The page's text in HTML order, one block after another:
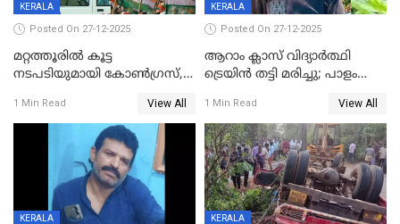
KERALA
Posted On 27-12-2025
മറ്റത്തൂരിൽ കൂട്ട
നടപടിയുമായി കോണ്‍ഗ്രസ്,
എട്ട് പേര്‍ ഉള്‍പ്പെടെ
പത്തുപേരെ പുറത്താക്കി,
ചൊവ്വന്നൂരിലും നടപടി
1 Min Read View All
KERALA
Posted On 27-12-2025
ആറാം ക്ലാസ് വിദ്യാർത്ഥി
ട്രെയിൻ തട്ടി മരിച്ചു; പാളം
അപകടം മലപ്പുറത്ത്
1 Min Read View All
KERALA KERALA